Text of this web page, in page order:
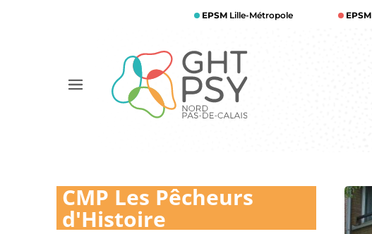
EPSM Lille-Métropole EPSM
Afficher
CMP Les Pêcheurs
d'Histoire